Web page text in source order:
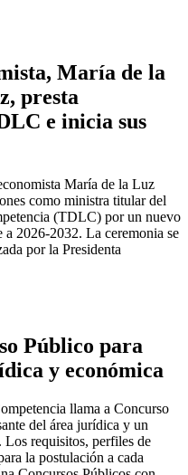
María de la
presta
e inicia sus
María de la Luz
como ministra titular del
(TDLC) por un nuevo
a 2026-2032. La ceremonia se
por la Presidenta
Público para
y económica
llama a Concurso
del área jurídica y un
Los requisitos, perfiles de
la postulación a cada